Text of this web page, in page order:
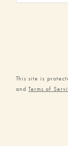
This site is
andTerms of